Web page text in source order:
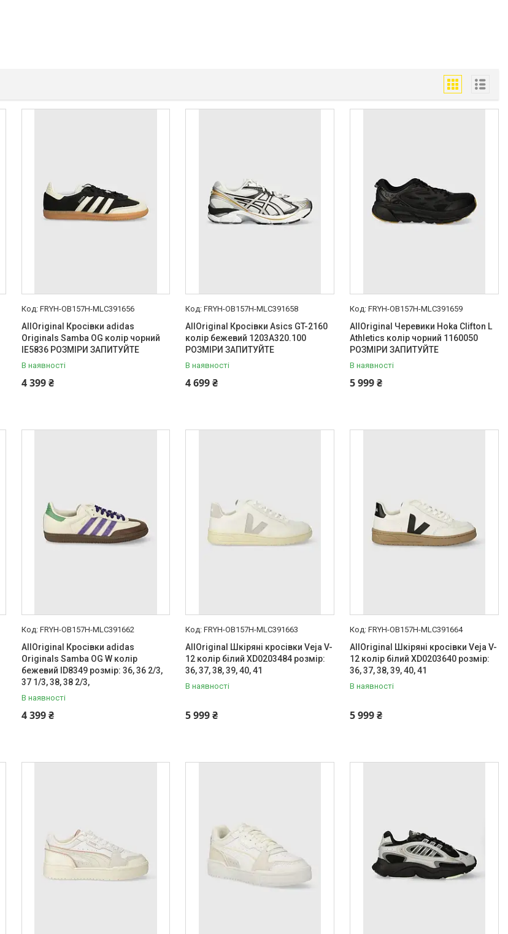
FRYH-OB157H-MLC391656
AllOriginal Кросівки adidas
Originals Samba OG колір чорний
IE5836 РОЗМІРИ ЗАПИТУЙТЕ
В наявності
4 399 ₴
FRYH-OB157H-MLC391658
AllOriginal Кросівки Asics GT-2160
колір бежевий 1203A320.100
РОЗМІРИ ЗАПИТУЙТЕ
В наявності
4 699 ₴
FRYH-OB157H-MLC391659
AllOriginal Черевики Hoka Clifton L
Athletics колір чорний 1160050
РОЗМІРИ ЗАПИТУЙТЕ
В наявності
5 999 ₴
FRYH-OB157H-MLC391662
AllOriginal Кросівки adidas
Originals Samba OG W колір
бежевий ID8349 розмір: 36, 36 2/3,
37 1/3, 38, 38 2/3,
В наявності
4 399 ₴
FRYH-OB157H-MLC391663
AllOriginal Шкіряні кросівки Veja V-
12 колір білий XD0203484 розмір:
36, 37, 38, 39, 40, 41
В наявності
5 999 ₴
FRYH-OB157H-MLC391664
AllOriginal Шкіряні кросівки Veja V-
12 колір білий XD0203640 розмір:
36, 37, 38, 39, 40, 41
В наявності
5 999 ₴